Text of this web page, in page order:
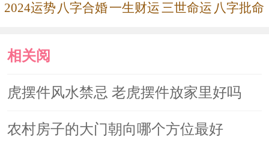
2024运势 八字合婚一生财运三世命运 八字批命
相关阅
读
虎摆件风水禁忌 老虎摆件放家里好吗
农村房子的大门朝向哪个方位最好